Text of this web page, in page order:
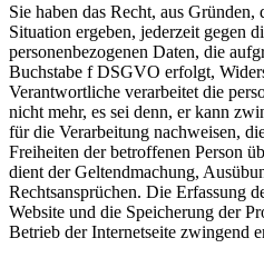
Sie haben das Recht, aus Gründen,
Situation ergeben, jederzeit gegen
personenbezogenen Daten, die
Buchstabe f DSGVO erfolgt,
Verantwortliche verarbeitet die
nicht mehr, es sei denn, er kann
für die Verarbeitung nachweisen,
Freiheiten der betroffenen Person
dient der Geltendmachung,
Rechtsansprüchen. Die Erfassung
Website und die Speicherung der
Betrieb der Internetseite zwingend